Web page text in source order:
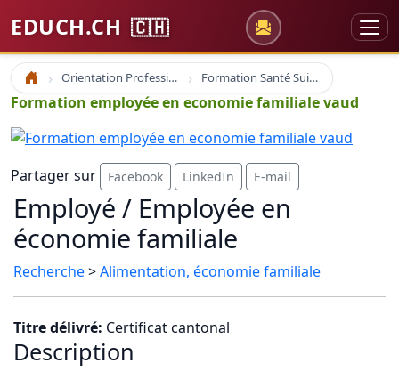
EDUCH.CH 🇨🇭
Accueil Orientation Professionnelle Formation Santé Suisse
Formation employée en economie familiale vaud
Partager sur Facebook LinkedIn E-mail
Employé / Employée en
économie familiale
Recherche>Alimentation, économie familiale
Titre délivré: Certificat cantonal
Description